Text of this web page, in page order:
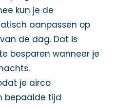
kun je de
aanpassen op
de dag. Dat is
besparen wanneer je
je airco
bepaalde tijd